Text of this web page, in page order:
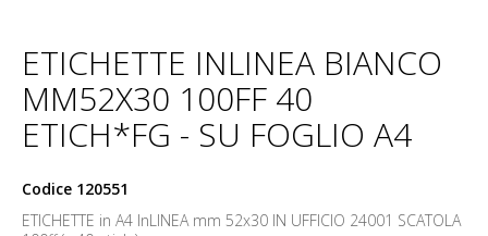
ETICHETTE INLINEA BIANCO
MM52X30 100FF 40
ETICH*FG - SU FOGLIO A4
Codice 120551
ETICHETTE in A4 InLINEA mm 52x30 IN UFFICIO 24001 SCATOLA